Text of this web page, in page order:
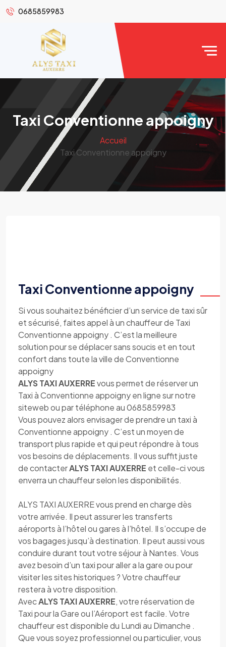
0685859983
Taxi Conventionne appoigny
Accueil
Taxi Conventionne appoigny
Taxi Conventionne appoigny
Si vous souhaitez bénéficier d’un service de taxi sûr
et sécurisé, faites appel à un chauffeur de Taxi
Conventionne appoigny . C’est la meilleure
solution pour se déplacer sans soucis et en tout
confort dans toute la ville de Conventionne
appoigny
ALYS TAXI AUXERREvous permet de réserver un
Taxi à Conventionne appoigny en ligne sur notre
siteweb ou par téléphone au 0685859983
Vous pouvez alors envisager de prendre un taxi à
Conventionne appoigny . C’est un moyen de
transport plus rapide et qui peut répondre à tous
vos besoins de déplacements. Il vous suffit juste
de contacterALYS TAXI AUXERRE et celle-ci vous
enverra un chauffeur selon les disponibilités.
ALYS TAXI AUXERRE vous prend en charge dès
votre arrivée. Il peut assurer les transferts
aéroports à l’hôtel ou gares à l’hôtel. Il s’occupe de
vos bagages jusqu’à destination. Il peut aussi vous
conduire durant tout votre séjour à Nantes. Vous
avez besoin d’un taxi pour aller a la gare ou pour
visiter les sites historiques ? Votre chauffeur
restera à votre disposition.
AvecALYS TAXI AUXERRE, votre réservation de
Taxi pour la Gare ou l’Aéroport est facile. Votre
chauffeur est disponible du Lundi au Dimanche .
Que vous soyez professionnel ou particulier, vous